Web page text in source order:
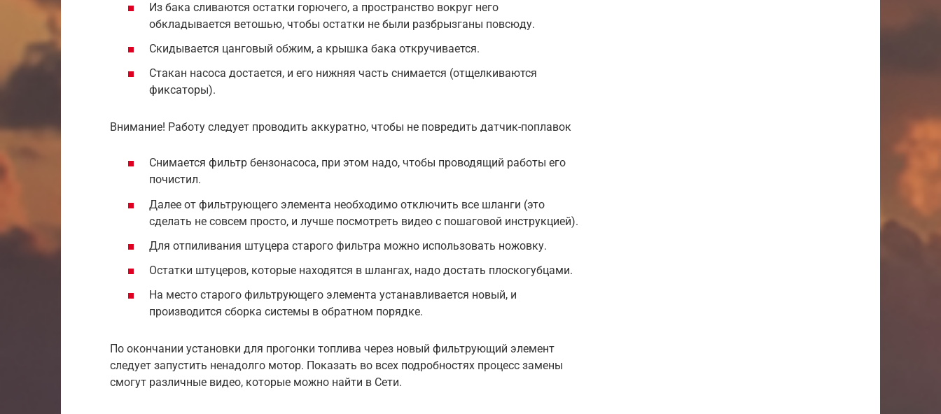
Из бака сливаются остатки горючего, а пространство вокруг него
обкладывается ветошью, чтобы остатки не были разбрызганы повсюду.
Скидывается цанговый обжим, а крышка бака откручивается.
Стакан насоса достается, и его нижняя часть снимается (отщелкиваются
фиксаторы).
Внимание! Работу следует проводить аккуратно, чтобы не повредить датчик-поплавок
Снимается фильтр бензонасоса, при этом надо, чтобы проводящий работы его
почистил.
Далее от фильтрующего элемента необходимо отключить все шланги (это
сделать не совсем просто, и лучше посмотреть видео с пошаговой инструкцией).
Для отпиливания штуцера старого фильтра можно использовать ножовку.
Остатки штуцеров, которые находятся в шлангах, надо достать плоскогубцами.
На место старого фильтрующего элемента устанавливается новый, и
производится сборка системы в обратном порядке.
По окончании установки для прогонки топлива через новый фильтрующий элемент
следует запустить ненадолго мотор. Показать во всех подробностях процесс замены
смогут различные видео, которые можно найти в Сети.